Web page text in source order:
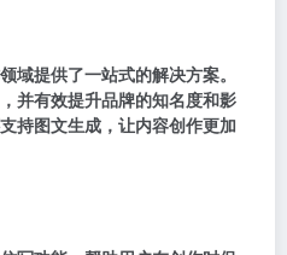
域提供了一站式的解决方案。
并有效提升品牌的知名度和影
持图文生成，让内容创作更加